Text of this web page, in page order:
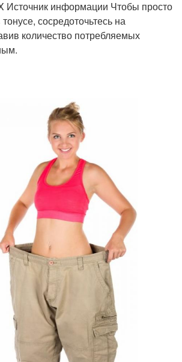
Источник информации Чтобы просто
сосредоточьтесь на
количество потребляемых